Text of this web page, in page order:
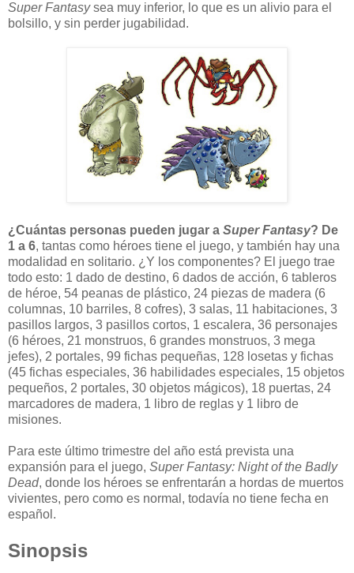
Super Fantasysea muy inferior, lo que es un alivio para el
bolsillo, y sin perder jugabilidad.
¿Cuántas personas pueden jugar a Super Fantasy? De
1 a 6, tantas como héroes tiene el juego, y también hay una
modalidad en solitario. ¿Y los componentes? El juego trae
todo esto: 1 dado de destino, 6 dados de acción, 6 tableros
de héroe, 54 peanas de plástico, 24 piezas de madera (6
columnas, 10 barriles, 8 cofres), 3 salas, 11 habitaciones, 3
pasillos largos, 3 pasillos cortos, 1 escalera, 36 personajes
(6 héroes, 21 monstruos, 6 grandes monstruos, 3 mega
jefes), 2 portales, 99 fichas pequeñas, 128 losetas y fichas
(45 fichas especiales, 36 habilidades especiales, 15 objetos
pequeños, 2 portales, 30 objetos mágicos), 18 puertas, 24
marcadores de madera, 1 libro de reglas y 1 libro de
misiones.
Para este último trimestre del año está prevista una
expansión para el juego, Super Fantasy: Night of the Badly
Dead, donde los héroes se enfrentarán a hordas de muertos
vivientes, pero como es normal, todavía no tiene fecha en
español.
Sinopsis